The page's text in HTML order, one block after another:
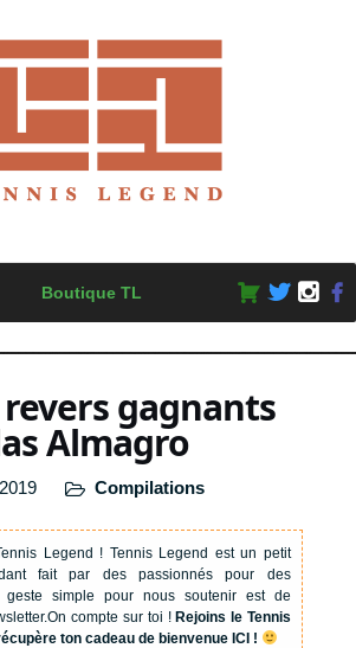
Boutique TL
revers gagnants
Almagro
Compilations
Legend ! Tennis Legend est un petit
fait par des passionnés pour des
geste simple pour nous soutenir est de
On compte sur toi !Rejoins le Tennis
ton cadeau de bienvenue ICI !